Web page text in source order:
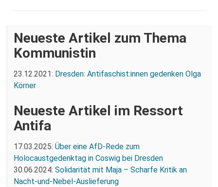
Neueste Artikel zum Thema
Kommunistin
23.12.2021: Dresden: Antifaschist:innen gedenken Olga
Körner
Neueste Artikel im Ressort
Antifa
17.03.2025: Über eine AfD-Rede zum
Holocaustgedenktag in Coswig bei Dresden
30.06.2024: Solidarität mit Maja – Scharfe Kritik an
Nacht-und-Nebel-Auslieferung